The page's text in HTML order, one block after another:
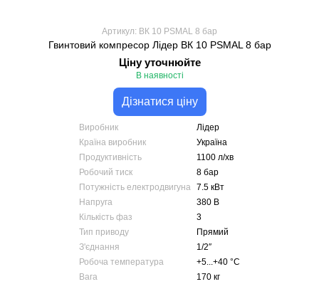
Артикул: ВК 10 PSMAL 8 бар
Гвинтовий компресор Лідер ВК 10 PSMAL 8 бар
Ціну уточнюйте
В наявності
Дізнатися ціну
Виробник
Лідер
Країна виробник
Україна
Продуктивність
1100 л/хв
Робочий тиск
8 бар
Потужність електродвигуна 7.5 кВт
Напруга
380 В
Кількість фаз
3
Тип приводу
Прямий
З'єднання
1/2″
Робоча температура
+5...+40 °С
Вага
170 кг